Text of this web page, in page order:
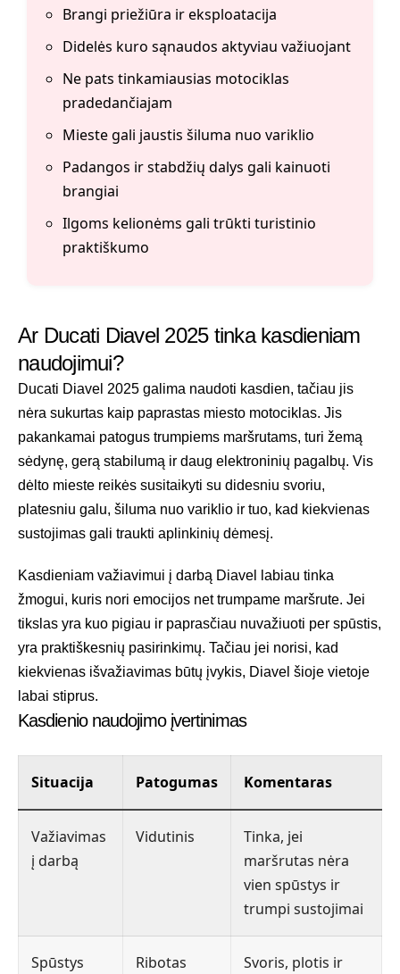
Brangi priežiūra ir eksploatacija
Didelės kuro sąnaudos aktyviau važiuojant
Ne pats tinkamiausias motociklas
pradedančiajam
Mieste gali jaustis šiluma nuo variklio
Padangos ir stabdžių dalys gali kainuoti
brangiai
Ilgoms kelionėms gali trūkti turistinio
praktiškumo
Ar Ducati Diavel 2025 tinka kasdieniam
naudojimui?
Ducati Diavel 2025 galima naudoti kasdien, tačiau jis
nėra sukurtas kaip paprastas miesto motociklas. Jis
pakankamai patogus trumpiems maršrutams, turi žemą
sėdynę, gerą stabilumą ir daug elektroninių pagalbų. Vis
dėlto mieste reikės susitaikyti su didesniu svoriu,
platesniu galu, šiluma nuo variklio ir tuo, kad kiekvienas
sustojimas gali traukti aplinkinių dėmesį.
Kasdieniam važiavimui į darbą Diavel labiau tinka
žmogui, kuris nori emocijos net trumpame maršrute. Jei
tikslas yra kuo pigiau ir paprasčiau nuvažiuoti per spūstis,
yra praktiškesnių pasirinkimų. Tačiau jei norisi, kad
kiekvienas išvažiavimas būtų įvykis, Diavel šioje vietoje
labai stiprus.
Kasdienio naudojimo įvertinimas
Situacija Patogumas Komentaras
Važiavimas
į darbą
Vidutinis
Tinka, jei
maršrutas nėra
vien spūstys ir
trumpi sustojimai
Spūstys Ribotas
Svoris, plotis ir